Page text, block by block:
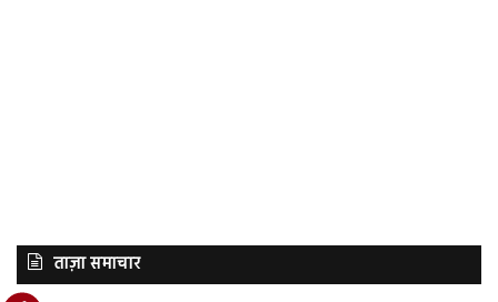
ताज़ा समाचार